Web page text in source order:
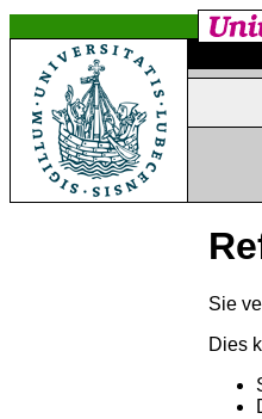
Sie
Dies